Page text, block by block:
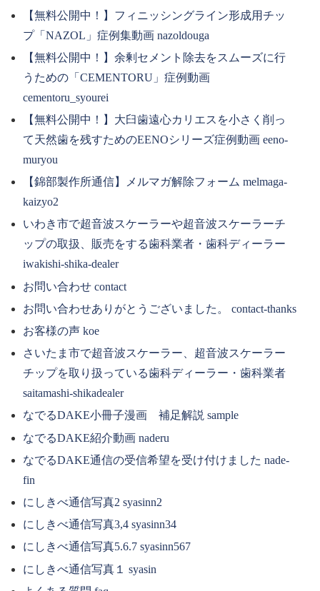
【無料公開中！】フィニッシングライン形成用チッ
プ「NAZOL」症例集動画 nazoldouga
【無料公開中！】余剰セメント除去をスムーズに行
うための「CEMENTORU」症例動画
cementoru_syourei
【無料公開中！】大臼歯遠心カリエスを小さく削っ
て天然歯を残すためのEENOシリーズ症例動画 eeno-
muryou
【錦部製作所通信】メルマガ解除フォーム melmaga-
kaizyo2
いわき市で超音波スケーラーや超音波スケーラーチ
ップの取扱、販売をする歯科業者・歯科ディーラー
iwakishi-shika-dealer
お問い合わせ contact
お問い合わせありがとうございました。 contact-thanks
お客様の声 koe
さいたま市で超音波スケーラー、超音波スケーラー
チップを取り扱っている歯科ディーラー・歯科業者
saitamashi-shikadealer
なでるDAKE小冊子漫画 補足解説 sample
なでるDAKE紹介動画 naderu
なでるDAKE通信の受信希望を受け付けました nade-
fin
にしきべ通信写真2 syasinn2
にしきべ通信写真3,4 syasinn34
にしきべ通信写真5.6.7 syasinn567
にしきべ通信写真１ syasin